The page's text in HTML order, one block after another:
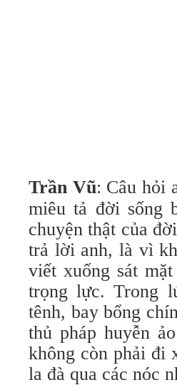
Trần Vũ: Câu hỏi
miêu tả đời sống
chuyện thật của
trả lời anh, là vì
viết xuống sát
trọng lực. Trong
tênh, bay bổng
thủ pháp huyễn
không còn phải đi
la đà qua các nóc